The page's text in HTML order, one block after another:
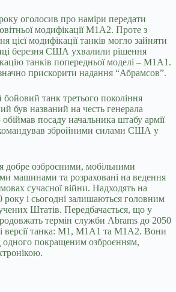
оголосив про наміри передати
модифікації М1А2. Проте з
цієї модифікації танків могло зайняти
березня США ухвалили рішення
танків попередньої моделі – М1А1.
прискорити надання “Абрамсов”.
танк третього покоління
був названий на честь генерала
посаду начальника штабу армії
збройними силами США у
добре озброєними, мобільними
машинами та розраховані на ведення
сучасної війни. Надходять на
і сьогодні залишаються головним
Штатів. Передбачається, що у
термін служби Abrams до 2050
версії танка: M1, M1A1 та M1A2. Вони
одного покращеним озброєнням,